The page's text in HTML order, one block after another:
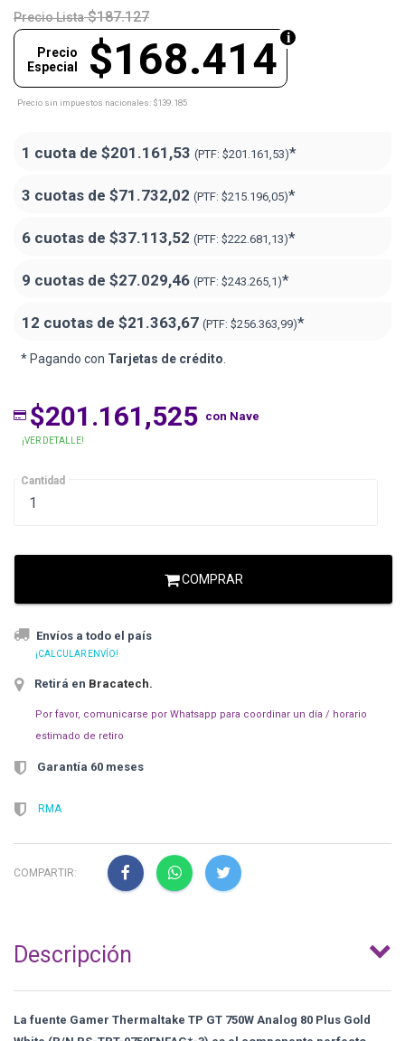
Precio Lista $187.127
$168.414
Precio
Especial
Precio sin impuestos nacionales: $139.185
1 cuota de $201.161,53 (PTF: $201.161,53)*
3 cuotas de $71.732,02 (PTF: $215.196,05)*
6 cuotas de $37.113,52 (PTF: $222.681,13)*
9 cuotas de $27.029,46 (PTF: $243.265,1)*
12 cuotas de $21.363,67 (PTF: $256.363,99)*
* Pagando con Tarjetas de crédito.
$201.161,525 con Nave
¡VER DETALLE!
Cantidad
COMPRAR
Envíos a todo el país
¡CALCULAR ENVÍO!
Retirá en Bracatech.
Por favor, comunicarse por Whatsapp para coordinar un día / horario
estimado de retiro
Garantía 60 meses
RMA
COMPARTIR:
Descripción
La fuente Gamer Thermaltake TP GT 750W Analog 80 Plus Gold